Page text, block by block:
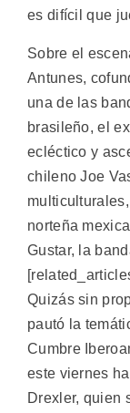
es difícil que
Sobre el
Antunes,
una de las
brasileño, el
ecléctico y
chileno Joe
norteña
Gustar, la
Quizás sin
pautó la
Cumbre
este viernes
Drexler, quien